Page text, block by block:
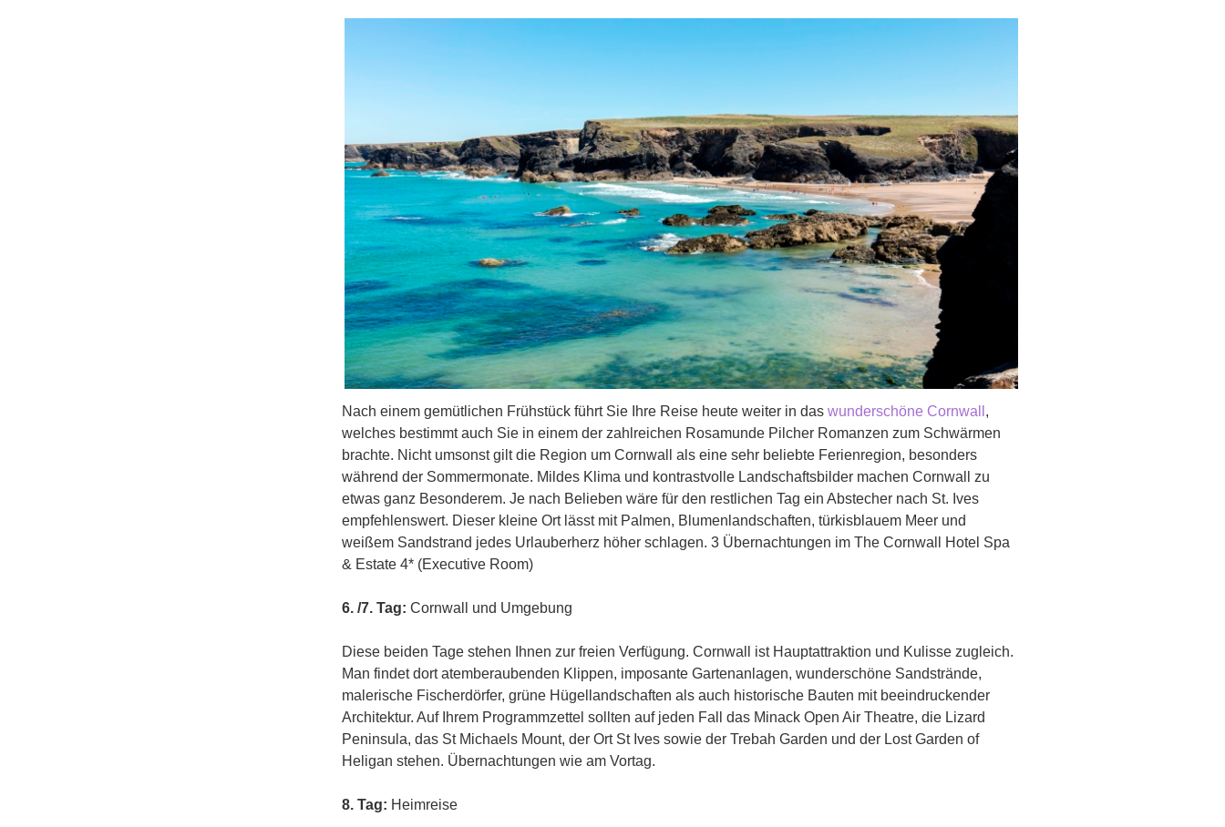
Nach einem gemütlichen Frühstück führt Sie Ihre Reise heute weiter in das wunderschöne Cornwall ,
welches bestimmt auch Sie in einem der zahlreichen Rosamunde Pilcher Romanzen zum Schwärmen
brachte. Nicht umsonst gilt die Region um Cornwall als eine sehr beliebte Ferienregion, besonders
während der Sommermonate. Mildes Klima und kontrastvolle Landschaftsbilder machen Cornwall zu
etwas ganz Besonderem. Je nach Belieben wäre für den restlichen Tag ein Abstecher nach St. Ives
empfehlenswert. Dieser kleine Ort lässt mit Palmen, Blumenlandschaften, türkisblauem Meer und
weißem Sandstrand jedes Urlauberherz höher schlagen. 3 Übernachtungen im The Cornwall Hotel Spa
& Estate 4* (Executive Room)
6. /7. Tag: Cornwall und Umgebung
Diese beiden Tage stehen Ihnen zur freien Verfügung. Cornwall ist Hauptattraktion und Kulisse zugleich.
Man findet dort atemberaubenden Klippen, imposante Gartenanlagen, wunderschöne Sandstrände,
malerische Fischerdörfer, grüne Hügellandschaften als auch historische Bauten mit beeindruckender
Architektur. Auf Ihrem Programmzettel sollten auf jeden Fall das Minack Open Air Theatre, die Lizard
Peninsula, das St Michaels Mount, der Ort St Ives sowie der Trebah Garden und der Lost Garden of
Heligan stehen. Übernachtungen wie am Vortag.
8. Tag: Heimreise